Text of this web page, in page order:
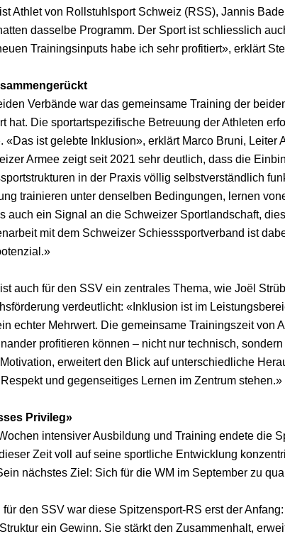
Athlet von Rollstuhlsport Schweiz (RSS), Jannis
dasselbe Programm. Der Sport ist schliesslich
Trainingsinputs habe ich sehr profitiert», erklärt
Verbände war das gemeinsame Training der
hat. Die sportartspezifische Betreuung der Athleten
«Das ist gelebte Inklusion», erklärt Marco Bruni,
Armee zeigt seit 2021 sehr deutlich, dass die
in der Praxis völlig selbstverständlich
trainieren unter denselben Bedingungen, lernen
auch ein Signal an die Schweizer Sportlandschaft,
mit dem Schweizer Schiesssportverband ist
auch für den SSV ein zentrales Thema, wie Joël
verdeutlicht: «Inklusion ist im
echter Mehrwert. Die gemeinsame Trainingszeit von
profitieren können – nicht nur technisch,
erweitert den Blick auf unterschiedliche
und gegenseitiges Lernen im Zentrum stehen.»
Privileg»
intensiver Ausbildung und Training endete die
Zeit voll auf seine sportliche Entwicklung
nächstes Ziel: Sich für die WM im September zu
für den SSV war diese Spitzensport-RS erst der
ein Gewinn. Sie stärkt den Zusammenhalt,